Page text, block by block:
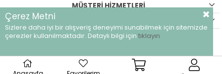
MÜŞTERİ HİZMETLERİ
©breeze.com.tr - Tüm hakları saklıdır.
Çerez Metni
Sizlere daha iyi bir alışveriş deneyimi sunabilmek için sitemizde
çerezler kullanılmaktadır. Detaylı bilgi için tıklayın